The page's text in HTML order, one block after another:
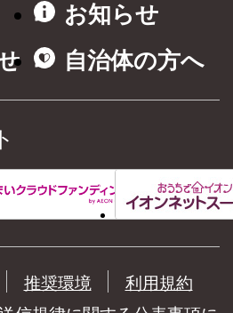
お知らせ
自治体の方へ
推奨環境
利用規約